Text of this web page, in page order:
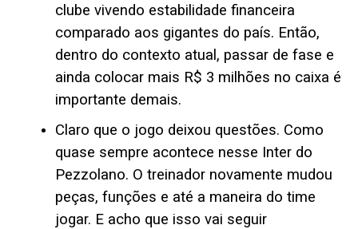
clube vivendo estabilidade financeira
comparado aos gigantes do país. Então,
dentro do contexto atual, passar de fase e
ainda colocar mais R$ 3 milhões no caixa é
importante demais.
Claro que o jogo deixou questões. Como
quase sempre acontece nesse Inter do
Pezzolano. O treinador novamente mudou
peças, funções e até a maneira do time
jogar. E acho que isso vai seguir